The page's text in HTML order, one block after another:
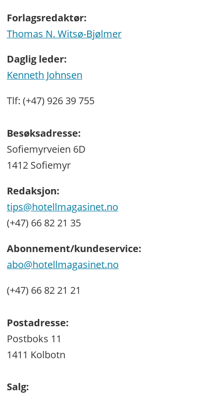
Forlagsredaktør:
Thomas N. Witsø-Bjølmer
Daglig leder:
Kenneth Johnsen
Tlf: (+47) 926 39 755
Besøksadresse:
Sofiemyrveien 6D
1412 Sofiemyr
Redaksjon:
tips@hotellmagasinet.no
(+47) 66 82 21 35
Abonnement/kundeservice:
abo@hotellmagasinet.no
(+47) 66 82 21 21
Postadresse:
Postboks 11
1411 Kolbotn
Salg: